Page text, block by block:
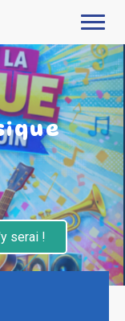
serai !